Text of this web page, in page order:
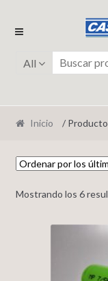
Ir
navegación
Ir
contenido
All
Inicio /
Mostrando los 6